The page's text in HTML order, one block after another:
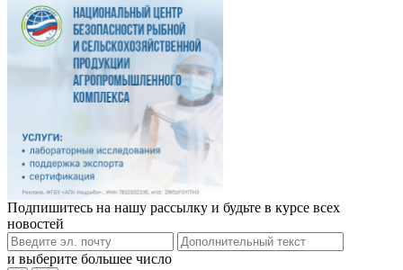
Подпишитесь на нашу рассылку и будьте в курсе всех
новостей
и выберите большее число